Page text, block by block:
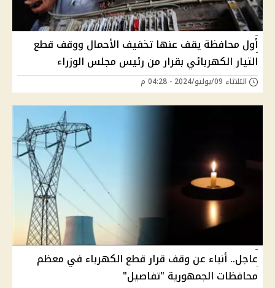
أول محافظة يقف عنها تخفيف الأحمال ووقف قطع
التيار الكهربائي بقرار من رئيس مجلس الوزراء
الثلاثاء 09/يوليو/2024 - 04:28 م
عاجل.. أنباء عن وقف قرار قطع الكهرباء في معظم
محافظات الجمهورية "تفاصيل"